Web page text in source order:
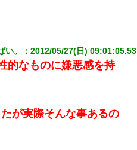
。 ：2012/05/27(日)
的なものに嫌悪感を持
が実際そんな事あるの